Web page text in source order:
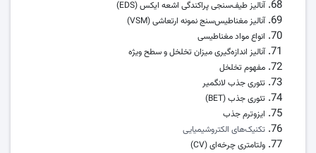
آنالیز طیف‌سنجی پراکندگی اشعه ایکس (EDS)
آنالیز مغناطیس‌سنج نمونه ارتعاشی (VSM)
انواع مواد مغناطیسی
آنالیز اندازه‌گیری میزان تخلخل و سطح ویژه
مفهوم تخلخل
تئوری جذب لانگمیر
تئوری جذب (BET)
ایزوترم جذب
تکنیک‌های الکتروشیمیایی
ولتامتری چرخه‌ای (CV)